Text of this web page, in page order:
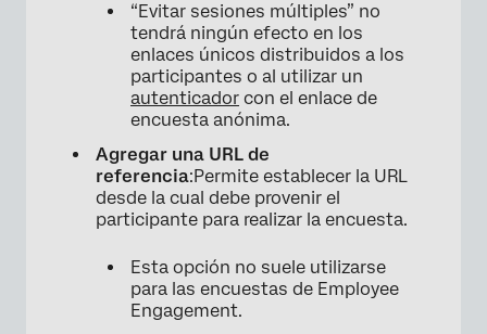
“Evitar sesiones múltiples” no
tendrá ningún efecto en los
enlaces únicos distribuidos a los
participantes o al utilizar un
autenticador con el enlace de
encuesta anónima.
Agregar una URL de
referencia:Permite establecer la URL
desde la cual debe provenir el
participante para realizar la encuesta.
Esta opción no suele utilizarse
para las encuestas de Employee
Engagement.